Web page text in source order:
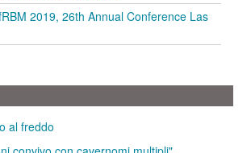
2019, 26th Annual Conference Las
al freddo